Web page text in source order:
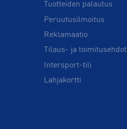
Tuotteiden palautus
Peruutusilmoitus
Reklamaatio
Tilaus- ja toimitusehdot
Intersport-tili
Lahjakortti